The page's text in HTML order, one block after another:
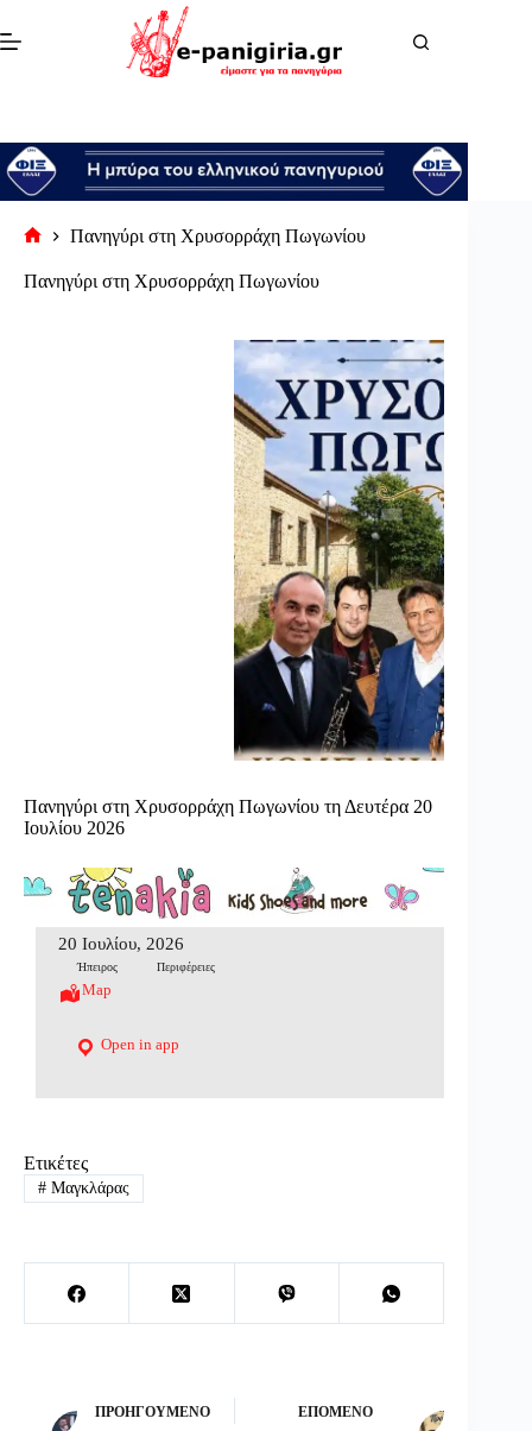
στο
περιεχόμενο
σελίδα
Πανηγύρι στη Χρυσορράχη Πωγωνίου
Πανηγύρι στη Χρυσορράχη Πωγωνίου
Πανηγύρι στη Χρυσορράχη Πωγωνίου τη Δευτέρα 20
Ιουλίου 2026
20 Ιουλίου, 2026
Ήπειρος Περιφέρειες
Map
Open in app
Ετικέτες
#Μαγκλάρας
ΠΡΟΗΓΟΎΜΕΝΟ ΕΠΌΜΕΝΟ